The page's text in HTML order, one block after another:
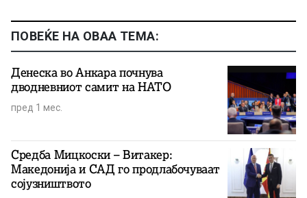
ПОВЕЌЕ НА ОВАА ТЕМА:
Денеска во Анкара почнува
дводневниот самит на НАТО
пред 1 мес.
Средба Мицкоски – Витакер:
Македонија и САД го продлабочуваат
сојузништвото